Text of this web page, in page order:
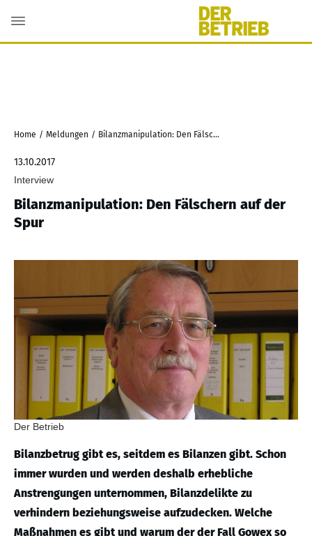
Home / Meldungen / Bilanzmanipulation: Den Fälschern auf der Spur
13.10.2017
Interview
Bilanzmanipulation: Den Fälschern auf der
Spur
Der Betrieb
Bilanzbetrug gibt es, seitdem es Bilanzen gibt. Schon
immer wurden und werden deshalb erhebliche
Anstrengungen unternommen, Bilanzdelikte zu
verhindern beziehungsweise aufzudecken. Welche
Maßnahmen es gibt und warum der der Fall Gowex so